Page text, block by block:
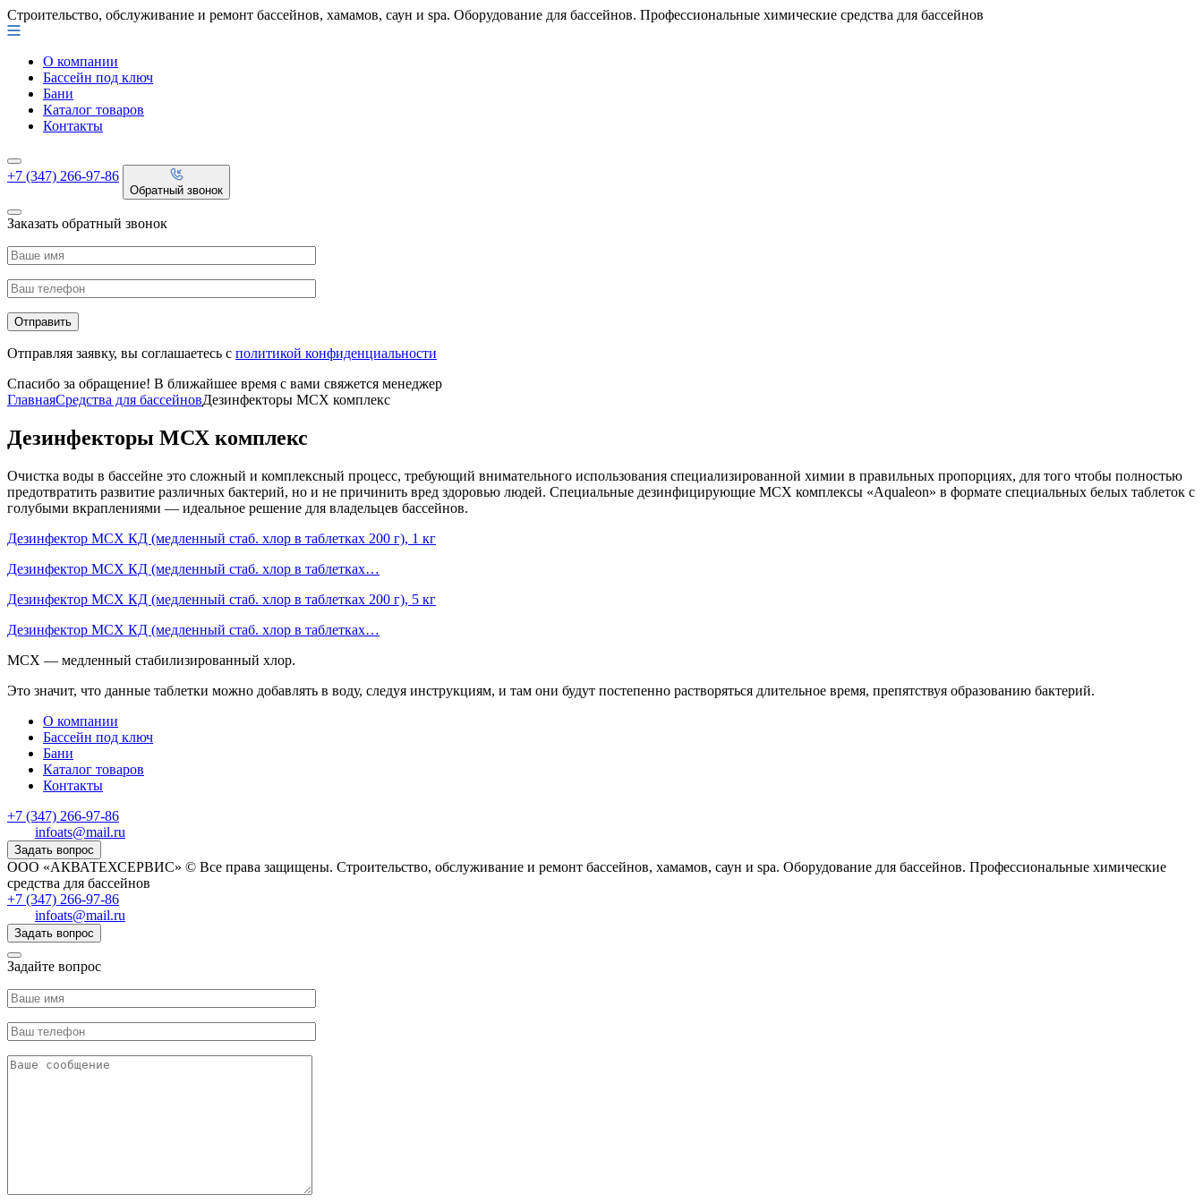
Строительство, обслуживание и ремонт бассейнов, хамамов, саун и spa. Оборудование для бассейнов. Профессиональные химические средства для бассейнов
О компании
Бассейн под ключ
Бани
Каталог товаров
Контакты
+7 (347) 266-97-86
Обратный звонок
Заказать обратный звонок
Отправляя заявку, вы соглашаетесь с политикой конфиденциальности
Спасибо за обращение! В ближайшее время с вами свяжется менеджер
ГлавнаяСредства для бассейновДезинфекторы МСХ комплекс
Дезинфекторы МСХ комплекс
Очистка воды в бассейне это сложный и комплексный процесс, требующий внимательного использования специализированной химии в правильных пропорциях, для того чтобы полностью
предотвратить развитие различных бактерий, но и не причинить вред здоровью людей. Специальные дезинфицирующие МСХ комплексы «Aqualeon» в формате специальных белых таблеток с
голубыми вкраплениями — идеальное решение для владельцев бассейнов.
Дезинфектор МСХ КД (медленный стаб. хлор в таблетках 200 г), 1 кг
Дезинфектор МСХ КД (медленный стаб. хлор в таблетках…
Дезинфектор МСХ КД (медленный стаб. хлор в таблетках 200 г), 5 кг
Дезинфектор МСХ КД (медленный стаб. хлор в таблетках…
МСХ — медленный стабилизированный хлор.
Это значит, что данные таблетки можно добавлять в воду, следуя инструкциям, и там они будут постепенно растворяться длительное время, препятствуя образованию бактерий.
О компании
Бассейн под ключ
Бани
Каталог товаров
Контакты
+7 (347) 266-97-86
infoats@mail.ru
Задать вопрос
ООО «АКВАТЕХСЕРВИС» © Все права защищены. Строительство, обслуживание и ремонт бассейнов, хамамов, саун и spa. Оборудование для бассейнов. Профессиональные химические
средства для бассейнов
+7 (347) 266-97-86
infoats@mail.ru
Задать вопрос
Задайте вопрос